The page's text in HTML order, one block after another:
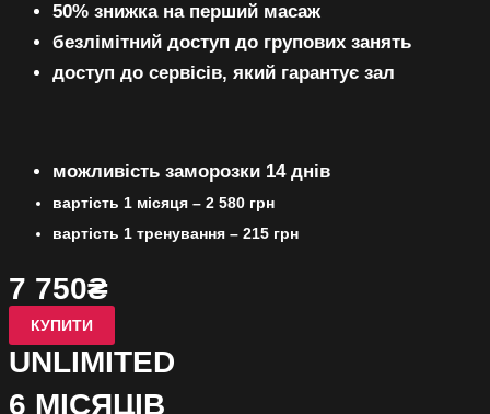
50% знижка на перший масаж
безлімітний доступ до групових занять
доступ до сервісів, який гарантує зал
можливість заморозки 14 днів
вартість 1 місяця – 2 580 грн
вартість 1 тренування – 215 грн
7 750₴
КУПИТИ
UNLIMITED
6 МІСЯЦІВ